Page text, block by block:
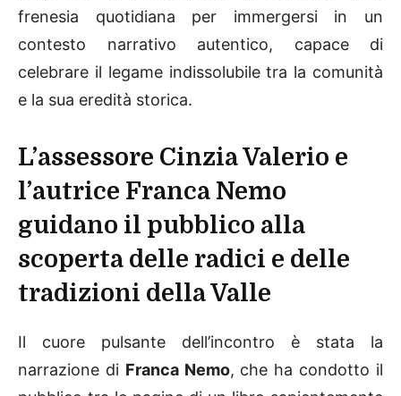
frenesia quotidiana per immergersi in un
contesto narrativo autentico, capace di
celebrare il legame indissolubile tra la comunità
e la sua eredità storica.
L’assessore Cinzia Valerio e
l’autrice Franca Nemo
guidano il pubblico alla
scoperta delle radici e delle
tradizioni della Valle
Il cuore pulsante dell’incontro è stata la
narrazione di Franca Nemo, che ha condotto il